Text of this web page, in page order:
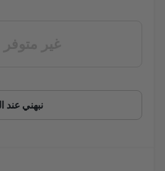
نبهني عند